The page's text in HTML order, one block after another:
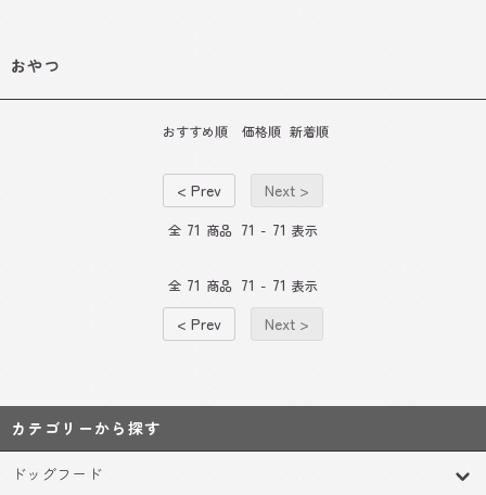
おやつ
おすすめ順 価格順 新着順
< Prev Next >
全 71 商品 71 - 71 表示
全 71 商品 71 - 71 表示
< Prev Next >
カテゴリーから探す
ドッグフード